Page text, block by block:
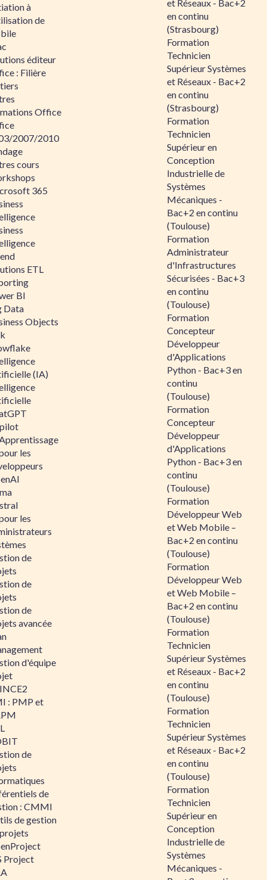
à
de
éditeur
: Filière
Office
2007/2010
cours
365
ETL
BI
Data
Objects
(IA)
les
les
de
de
de
avancée
d'équipe
: PMP et
de
de
: CMMI
de gestion
Project
et Réseaux - Bac+2
en continu
(Strasbourg)
Formation
Technicien
Supérieur Systèmes
et Réseaux - Bac+2
en continu
(Strasbourg)
Formation
Technicien
Supérieur en
Conception
Industrielle de
Systèmes
Mécaniques -
Bac+2 en continu
(Toulouse)
Formation
Administrateur
d'Infrastructures
Sécurisées - Bac+3
en continu
(Toulouse)
Formation
Concepteur
Développeur
d'Applications
Python - Bac+3 en
continu
(Toulouse)
Formation
Concepteur
Développeur
d'Applications
Python - Bac+3 en
continu
(Toulouse)
Formation
Développeur Web
et Web Mobile –
Bac+2 en continu
(Toulouse)
Formation
Développeur Web
et Web Mobile –
Bac+2 en continu
(Toulouse)
Formation
Technicien
Supérieur Systèmes
et Réseaux - Bac+2
en continu
(Toulouse)
Formation
Technicien
Supérieur Systèmes
et Réseaux - Bac+2
en continu
(Toulouse)
Formation
Technicien
Supérieur en
Conception
Industrielle de
Systèmes
Mécaniques -